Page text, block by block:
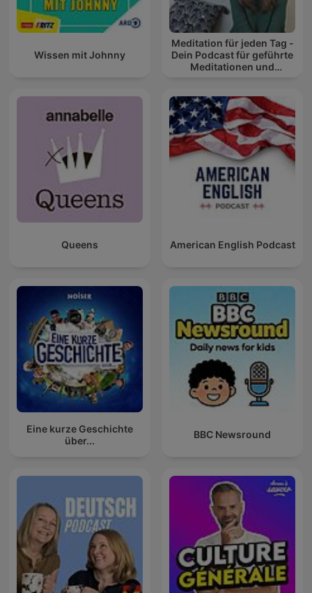
Wissen mit Johnny
Meditation für jeden Tag -
Dein Podcast für geführte
Meditationen und
Queens American English Podcast
Eine kurze Geschichte
über...
BBC Newsround